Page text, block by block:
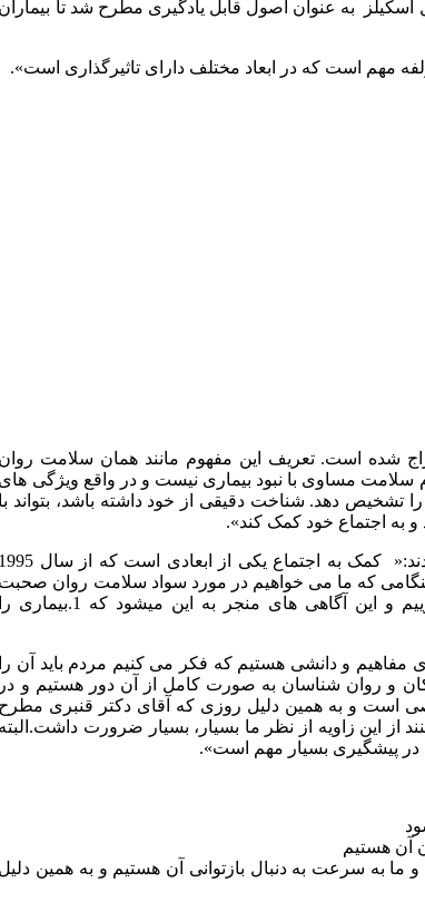
به عنوان اصول قابل یادگیری مطرح شد تا بیماران
مهم است که در ابعاد مختلف دارای تاثیرگذاری است».
شده است. تعریف این مفهوم مانند همان سلامت روان
سلامت مساوی با نبود بیماری نیست و در واقع ویژگی های
تشخیص دهد. شناخت دقیقی از خود داشته باشد، بتواند با
و به اجتماع خود کمک کند».
ایشان در زمینه کمک کردن به جامعه و داشتن دغدغه اجتماعی افراد بیان کردند:« کمک به اجتماع یکی از ابعادی است که از سال 1995
که ما می خواهیم در مورد سواد سلامت روان صحبت
کنیم در مورد باورهایی که افراد جامعه از سلامت روان دارند سخن می گوییم و این آگاهی های منجر به این می­شود که 1.بیماری را
و دانشی هستیم که فکر می کنیم مردم باید آن را
و روان شناسان به صورت کامل از آن دور هستیم و در
است و به همین دلیل روزی که آقای دکتر قنبری مطرح
از این زاویه از نظر ما بسیار، بسیار ضرورت داشت.البته
در پیشگیری بسیار مهم است».
آن هستیم
به سرعت به دنبال بازتوانی آن هستیم و به همین دلیل